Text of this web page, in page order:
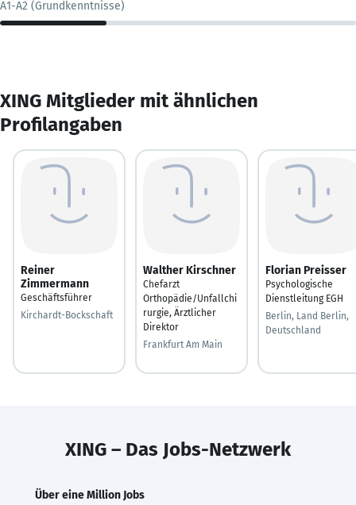
A1-A2 (Grundkenntnisse)
XING Mitglieder mit ähnlichen
Profilangaben
Reiner
Zimmermann
Geschäftsführer
Kirchardt-Bockschaft
Walther Kirschner
Chefarzt
Orthopädie/Unfallchi
rurgie, Ärztlicher
Direktor
Frankfurt Am Main
Florian Preisser
Psychologische
Dienstleitung EGH
Berlin, Land Berlin,
Deutschland
XING – Das Jobs-Netzwerk
Über eine Million Jobs